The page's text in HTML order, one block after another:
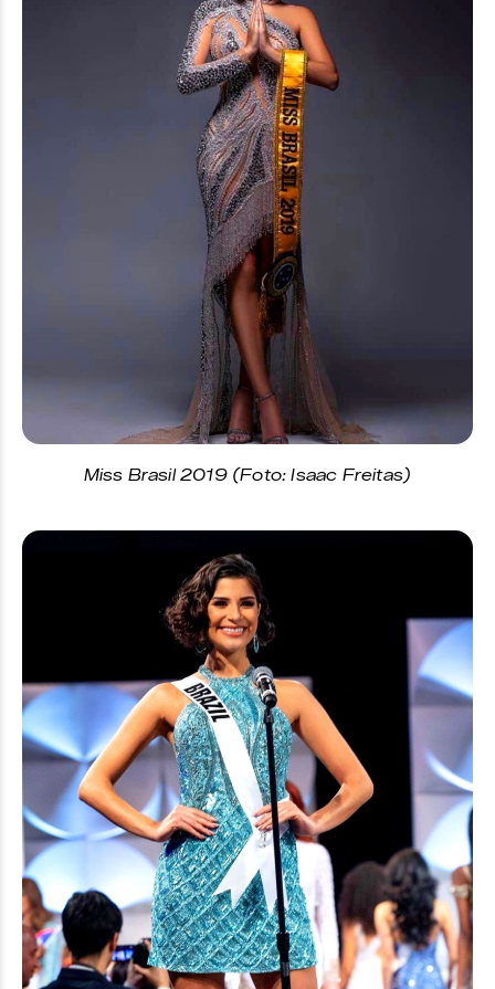
Miss Brasil 2019 (Foto: Isaac Freitas)